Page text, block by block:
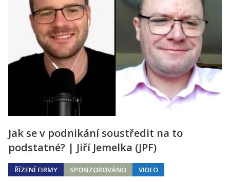
Jak se v podnikání soustředit na to
podstatné? | Jiří Jemelka (JPF)
ŘÍZENÍ FIRMY SPONZOROVÁNO VIDEO